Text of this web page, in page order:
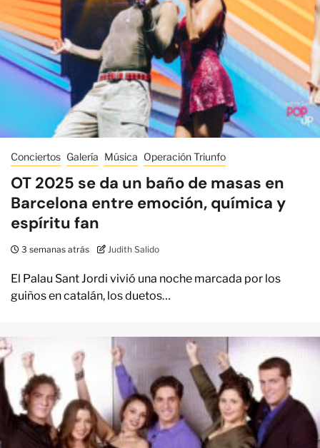
Conciertos Galería Música Operación Triunfo
OT 2025 se da un baño de masas en
Barcelona entre emoción, química y
espíritu fan
3 semanas atrás Judith Salido
El Palau Sant Jordi vivió una noche marcada por los
guiños en catalán, los duetos…